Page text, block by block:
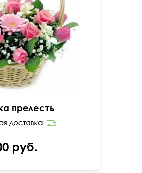
тюльпаны,
40 см
прелесть
руб.